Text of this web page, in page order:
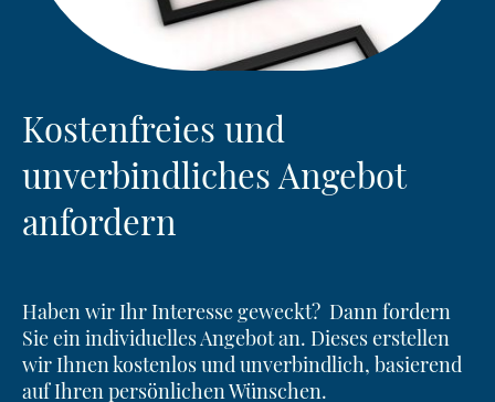
Kostenfreies und
unverbindliches Angebot
anfordern
Haben wir Ihr Interesse geweckt? Dann fordern
Sie ein individuelles Angebot an. Dieses erstellen
wir Ihnen kostenlos und unverbindlich, basierend
auf Ihren persönlichen Wünschen.